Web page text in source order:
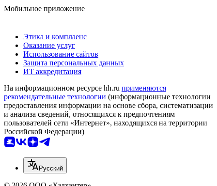
Мобильное приложение
Этика и комплаенс
Оказание услуг
Использование сайтов
Защита персональных данных
ИТ аккредитация
На информационном ресурсе hh.ru применяются
рекомендательные технологии (информационные технологии
предоставления информации на основе сбора, систематизации
и анализа сведений, относящихся к предпочтениям
пользователей сети «Интернет», находящихся на территории
Российской Федерации)
Русский